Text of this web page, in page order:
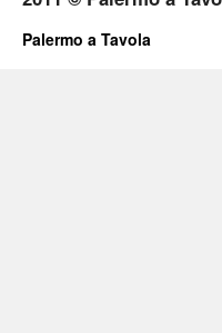
Palermo a Tavola